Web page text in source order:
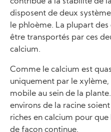
disposent de deux
le phloème. La plupart
être transportés par ces
calcium.
Comme le calcium est
uniquement par le
mobile au sein de la
environs de la racine
riches en calcium pour
de façon continue.